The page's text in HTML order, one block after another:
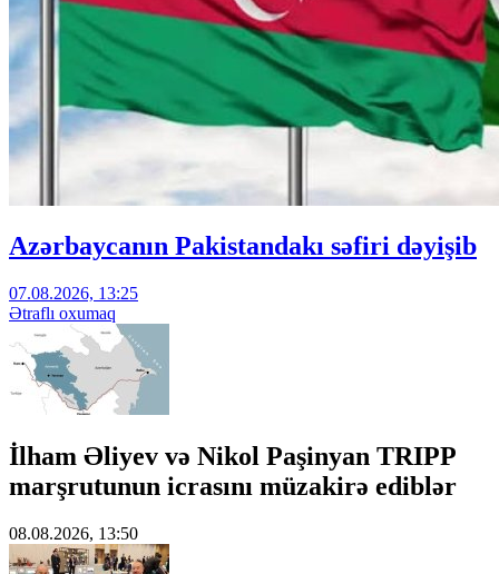
Azərbaycanın Pakistandakı səfiri dəyişib
07.08.2026, 13:25
Ətraflı oxumaq
İlham Əliyev və Nikol Paşinyan TRIPP
marşrutunun icrasını müzakirə ediblər
08.08.2026, 13:50